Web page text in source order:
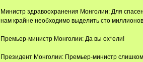
Министр здравоохранения Монголии: Для
нам крайне необходимо выделить сто
Премьер-министр Монголии: Да вы ох*ели!
Президент Монголии: Премьер-министр